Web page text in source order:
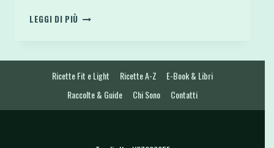
LEGGI DI PIÙ KINDER
E
SENZA
Ricette Fit e Light Ricette A-Z
E-Book & Libri
Raccolte & Guide
Chi Sono Contatti